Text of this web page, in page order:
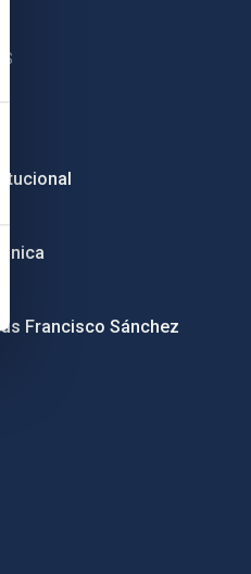
Francisco Sánchez